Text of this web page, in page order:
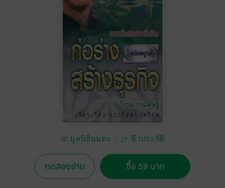
มูลนิธิอมตะ ชีวประวัติ
ทดลองอ่าน ซื้อ 59 บาท